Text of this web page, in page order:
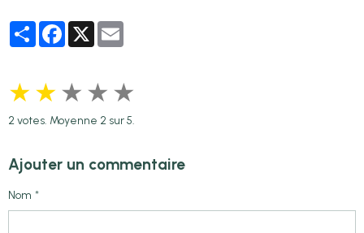
PartagerFacebook
X
★★★ ★ ★
2votes. Moyenne 2 sur 5.
Ajouter un commentaire
Nom